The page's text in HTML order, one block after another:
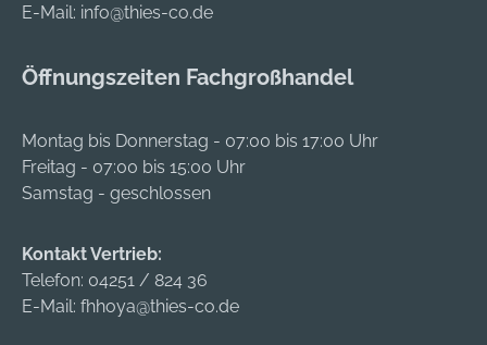
E-Mail: info@thies-co.de
Öffnungszeiten Fachgroßhandel
Montag bis Donnerstag - 07:00 bis 17:00 Uhr
Freitag - 07:00 bis 15:00 Uhr
Samstag - geschlossen
Kontakt Vertrieb:
Telefon: 04251 / 824 36
E-Mail: fhhoya@thies-co.de